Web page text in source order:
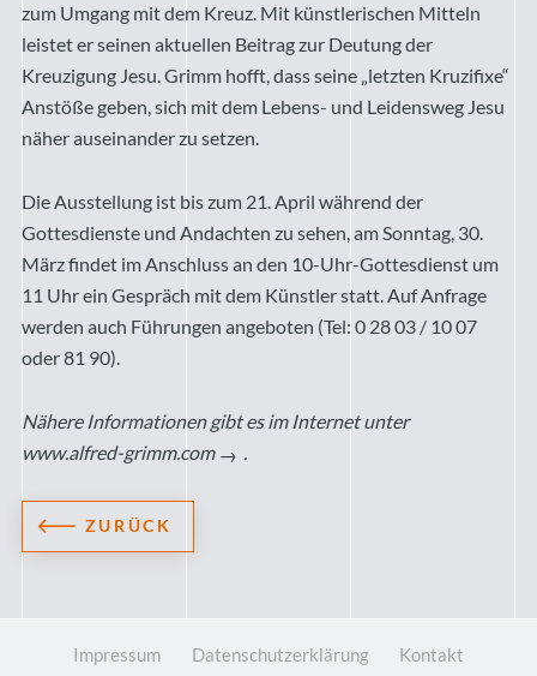
zum Umgang mit dem Kreuz. Mit künstlerischen Mitteln
leistet er seinen aktuellen Beitrag zur Deutung der
Kreuzigung Jesu. Grimm hofft, dass seine „letzten Kruzifixe“
Anstöße geben, sich mit dem Lebens- und Leidensweg Jesu
näher auseinander zu setzen.
Die Ausstellung ist bis zum 21. April während der
Gottesdienste und Andachten zu sehen, am Sonntag, 30.
März findet im Anschluss an den 10-Uhr-Gottesdienst um
11 Uhr ein Gespräch mit dem Künstler statt. Auf Anfrage
werden auch Führungen angeboten (Tel: 0 28 03 / 10 07
oder 81 90).
Nähere Informationen gibt es im Internet unter
www.alfred-grimm.com
.
ZURÜCK
Impressum Datenschutzerklärung Kontakt